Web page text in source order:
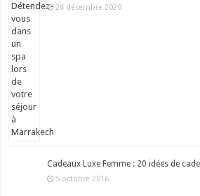
24 décembre 2020
Cadeaux Luxe Femme : 20 idées de
5 octobre 2016